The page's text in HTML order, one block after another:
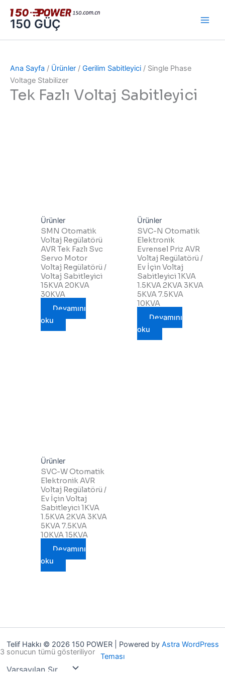
atla150 GÜÇ
Ana Sayfa / Ürünler / Gerilim Sabitleyici / Single Phase
Voltage Stabilizer
Tek Fazlı Voltaj Sabitleyici
3 sonucun tümü gösteriliyor
Ürünler
SMN Otomatik
Voltaj Regülatörü
AVR Tek Fazlı Svc
Servo Motor
Voltaj Regülatörü /
Voltaj Sabitleyici
15KVA 20KVA
30KVA
Devamını
oku
Ürünler
SVC-N Otomatik
Elektronik
Evrensel Priz AVR
Voltaj Regülatörü /
Ev İçin Voltaj
Sabitleyici 1KVA
1.5KVA 2KVA 3KVA
5KVA 7.5KVA
10KVA
Devamını
oku
Ürünler
SVC-W Otomatik
Elektronik AVR
Voltaj Regülatörü /
Ev İçin Voltaj
Sabitleyici 1KVA
1.5KVA 2KVA 3KVA
5KVA 7.5KVA
10KVA 15KVA
Devamını
oku
Telif Hakkı © 2026 150 POWER | Powered by Astra WordPress
Teması